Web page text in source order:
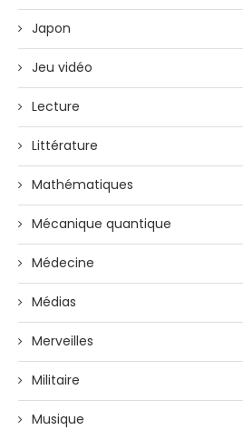
Japon
Jeu vidéo
Lecture
Littérature
Mathématiques
Mécanique quantique
Médecine
Médias
Merveilles
Militaire
Musique